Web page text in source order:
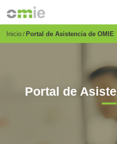
principal
Breadcrumb
Inicio Portal de Asistencia de OMIE
Portal de